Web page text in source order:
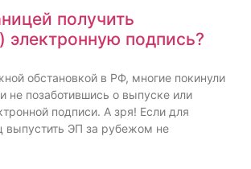
получить
электронную подпись?
обстановкой в РФ, многие покинули
не позаботившись о выпуске или
подписи. А зря! Если для
выпустить ЭП за рубежом не